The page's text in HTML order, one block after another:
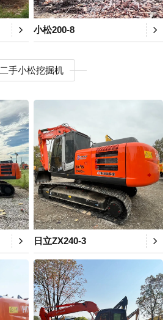
小松200-8
二手小松挖掘机
日立ZX240-3